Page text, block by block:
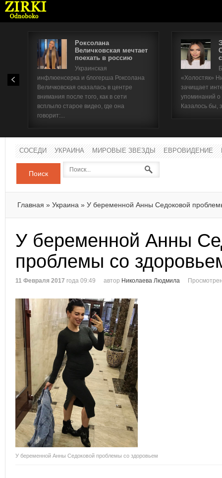
Роксолана
Величковская мечтает
поехать в россию
Украинская
инфлюенсерка и блогерша Роксолана
Величковская оказалась в центре
внимания после того, как в сети
всплыло старое видео, где она
говорит:...
«Холостяк»
зачищает
упоминаний
Казалось бы,
СОСЕДИ УКРАИНА МИРОВЫЕ ЗВЕЗДЫ ЕВРОВИДЕНИЕ
Поиск
Главная » Украина » У беременной Анны Седоковой
У беременной Анны
проблемы со
11 Февраля 2017 года 09:49 автор Николаева Людмила
У беременной Анны Седоковой проблемы со здоровьем
Имя